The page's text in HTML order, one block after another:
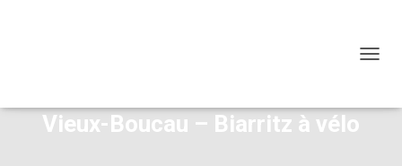
Vieux-Boucau – Biarritz à vélo